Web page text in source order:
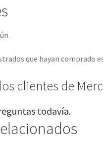
que hayan comprado
clientes de
todavía.